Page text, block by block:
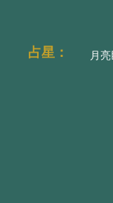
占星： 月